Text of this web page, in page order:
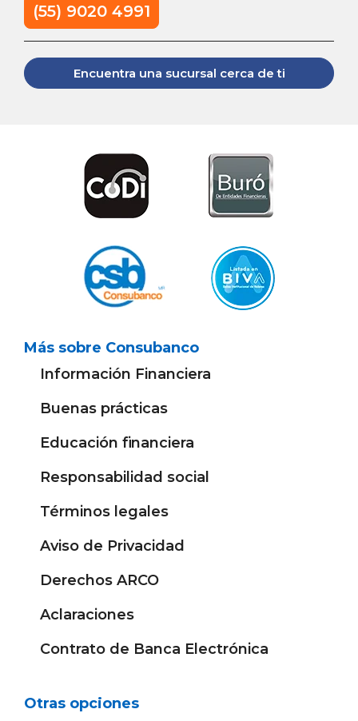
(55) 9020 4991
Encuentra una sucursal cerca de ti
Más sobre Consubanco
Información Financiera
Buenas prácticas
Educación financiera
Responsabilidad social
Términos legales
Aviso de Privacidad
Derechos ARCO
Aclaraciones
Contrato de Banca Electrónica
Otras opciones